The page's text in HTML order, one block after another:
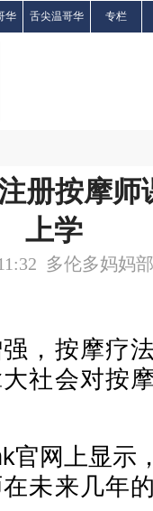
华 舌尖温哥华 专栏
册按摩
上学
多伦多妈妈
，按摩疗
社会对按
官网上显示
未来几年